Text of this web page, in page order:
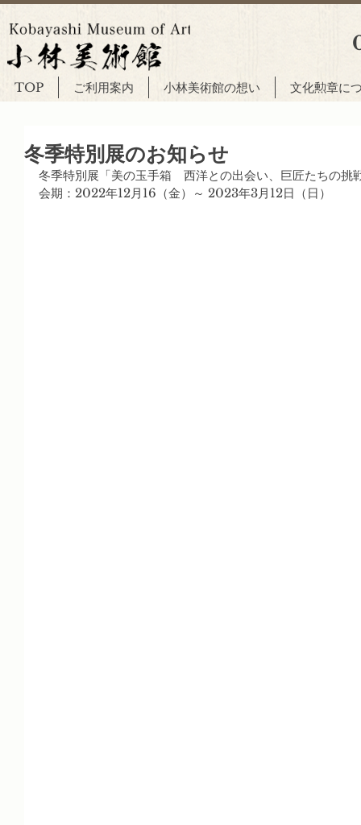
TOP ご利用案内 小林美術館の想い 文化勲章に
冬季特別展のお知らせ
冬季特別展「美の玉手箱　西洋との出会い、巨匠たちの挑
会期：2022年12月16（金）～ 2023年3月12日（日）